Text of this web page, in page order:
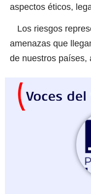
aspectos éticos,
Los riesgos
amenazas que
de nuestros países,